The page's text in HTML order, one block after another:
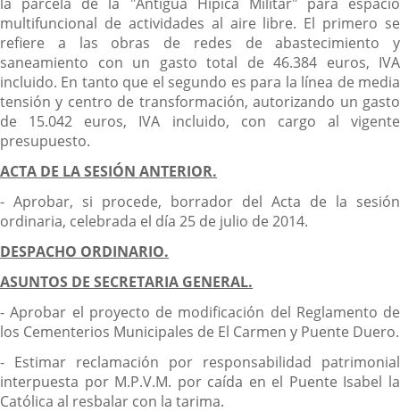
multifuncional de actividades al aire libre. El primero se
refiere a las obras de redes de abastecimiento y
saneamiento con un gasto total de 46.384 euros, IVA
incluido. En tanto que el segundo es para la línea de media
tensión y centro de transformación, autorizando un gasto
de 15.042 euros, IVA incluido, con cargo al vigente
presupuesto.
ACTA DE LA SESIÓN ANTERIOR.
- Aprobar, si procede, borrador del Acta de la sesión
ordinaria, celebrada el día 25 de julio de 2014.
DESPACHO ORDINARIO.
ASUNTOS DE SECRETARIA GENERAL.
- Aprobar el proyecto de modificación del Reglamento de
los Cementerios Municipales de El Carmen y Puente Duero.
- Estimar reclamación por responsabilidad patrimonial
interpuesta por M.P.V.M. por caída en el Puente Isabel la
Católica al resbalar con la tarima.